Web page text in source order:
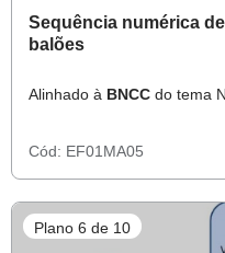
Sequência numérica de 5 em 5 -
balões
Alinhado à BNCC do tema
Cód: EF01MA05
Plano 6 de 10